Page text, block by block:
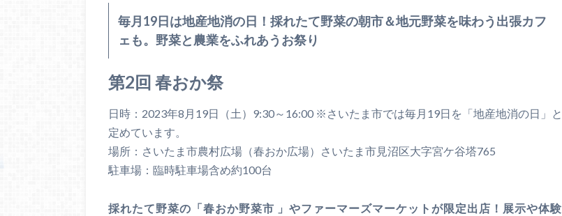
毎月19日は地産地消の日！採れたて野菜の朝市＆地元野菜を味わう出張カフ
ェも。野菜と農業をふれあうお祭り
第2回 春おか祭
日時：2023年8月19日（土）9:30～16:00 ※さいたま市では毎月19日を「地産地消の日」と
定めています。
場所：さいたま市農村広場（春おか広場）さいたま市見沼区大字宮ケ谷塔765
駐車場：臨時駐車場含め約100台
採れたて野菜の「春おか野菜市 」やファーマーズマーケットが限定出店！展示や体験